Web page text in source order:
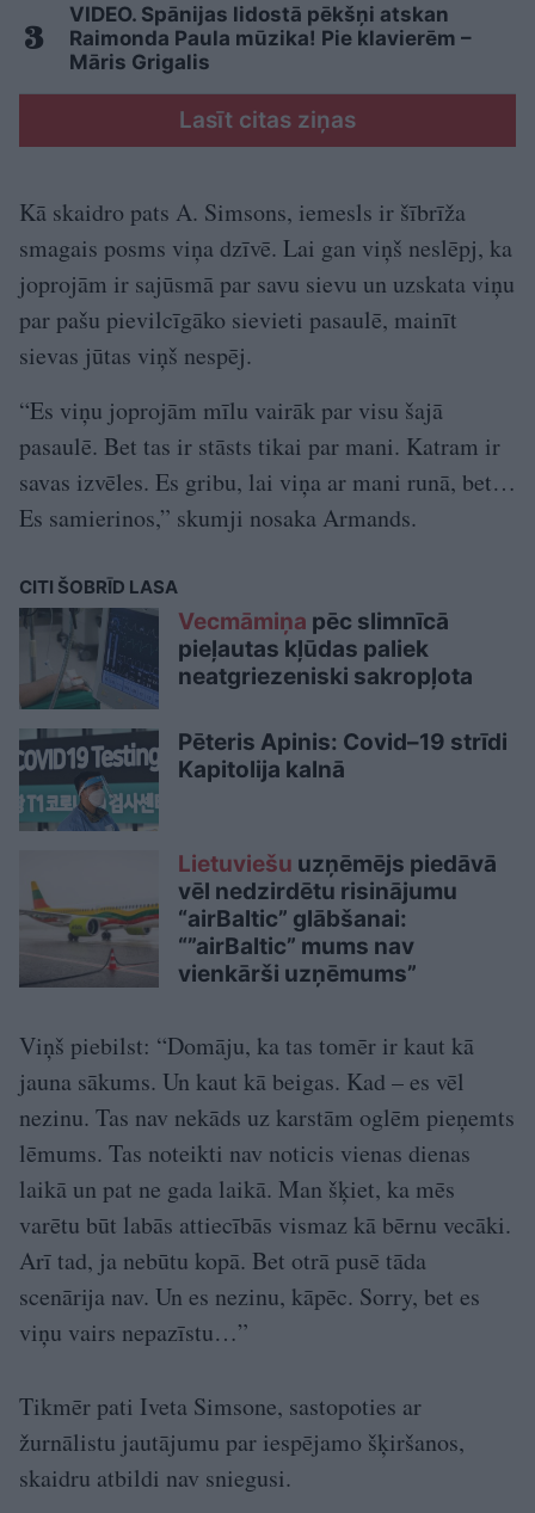
VIDEO. Spānijas lidostā pēkšņi atskan
Raimonda Paula mūzika! Pie klavierēm –
Māris Grigalis
Lasīt citas ziņas
Kā skaidro pats A. Simsons, iemesls ir šībrīža
smagais posms viņa dzīvē. Lai gan viņš neslēpj, ka
joprojām ir sajūsmā par savu sievu un uzskata viņu
par pašu pievilcīgāko sievieti pasaulē, mainīt
sievas jūtas viņš nespēj.
“Es viņu joprojām mīlu vairāk par visu šajā
pasaulē. Bet tas ir stāsts tikai par mani. Katram ir
savas izvēles. Es gribu, lai viņa ar mani runā, bet…
Es samierinos,” skumji nosaka Armands.
CITI ŠOBRĪD LASA
Vecmāmiņa pēc slimnīcā
pieļautas kļūdas paliek
neatgriezeniski sakropļota
Pēteris Apinis: Covid–19 strīdi
Kapitolija kalnā
Lietuviešu uzņēmējs piedāvā
vēl nedzirdētu risinājumu
“airBaltic” glābšanai:
“”airBaltic” mums nav
vienkārši uzņēmums”
Viņš piebilst: “Domāju, ka tas tomēr ir kaut kā
jauna sākums. Un kaut kā beigas. Kad – es vēl
nezinu. Tas nav nekāds uz karstām oglēm pieņemts
lēmums. Tas noteikti nav noticis vienas dienas
laikā un pat ne gada laikā. Man šķiet, ka mēs
varētu būt labās attiecībās vismaz kā bērnu vecāki.
Arī tad, ja nebūtu kopā. Bet otrā pusē tāda
scenārija nav. Un es nezinu, kāpēc. Sorry, bet es
viņu vairs nepazīstu…”
Tikmēr pati Iveta Simsone, sastopoties ar
žurnālistu jautājumu par iespējamo šķiršanos,
skaidru atbildi nav sniegusi.